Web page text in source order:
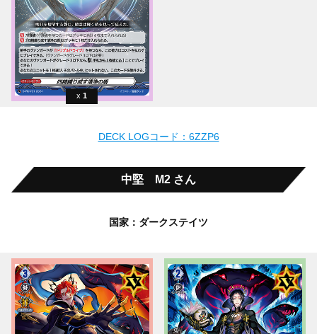
1
DECK LOGコード：6ZZP6
中堅 M2 さん
国家：ダークステイツ